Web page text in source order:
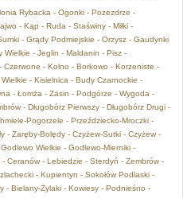
Rybacka - Ogonki - Pozezdrze -
- Kąp - Ruda - Staświny - Miłki -
- Grądy Podmiejskie - Orzysz - Gaudynki
Wielkie - Jeglin - Maldanin - Pisz -
Czerwone - Kolno - Borkowo - Korzeniste -
Wielkie - Kisielnica - Budy Czarnockie -
- Łomża - Zasin - Podgórze - Wygoda -
- Długobórz Pierwszy - Długobórz Drugi -
Pogorzele - Przeździecko-Mroczki -
- Zaręby-Bolędy - Czyżew-Sutki - Czyżew -
Wielkie - Godlewo-Mierniki -
Ceranów - Lebiedzie - Sterdyń - Zembrów -
- Kupientyn - Sokołów Podlaski -
- Bielany-Żylaki - Kowiesy - Podnieśno -